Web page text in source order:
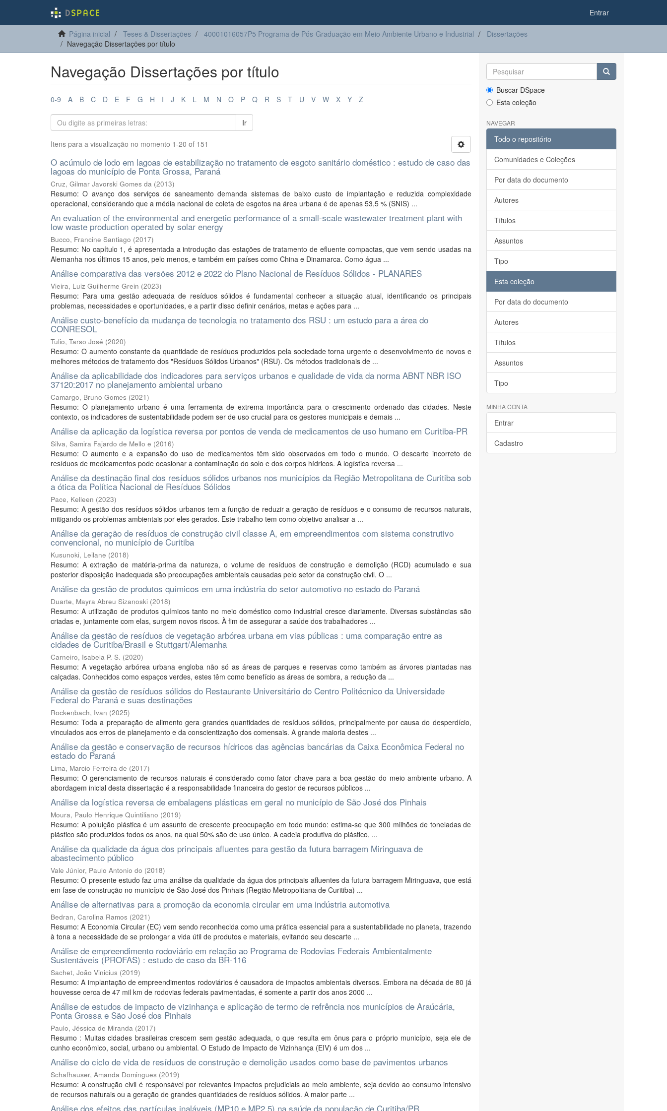
Entrar
Página inicial Teses & Dissertações 40001016057P5 Programa de Pós-Graduação em Meio Ambiente Urbano e Industrial
Dissertações
Navegação Dissertações por título
Navegação Dissertações por título
0-9 A B C D E F G H I J K L M N O P Q R S T U V W X Y Z
Ir
Itens para a visualização no momento 1-20 of 151
O acúmulo de lodo em lagoas de estabilização no tratamento de esgoto sanitário doméstico : estudo de caso das
lagoas do município de Ponta Grossa, Paraná
Cruz, Gilmar Javorski Gomes da (2013)
Resumo: O avanço dos serviços de saneamento demanda sistemas de baixo custo de implantação e reduzida complexidade
operacional, considerando que a média nacional de coleta de esgotos na área urbana é de apenas 53,5 % (SNIS) ...
An evaluation of the environmental and energetic performance of a small-scale wastewater treatment plant with
low waste production operated by solar energy
Bucco, Francine Santiago (2017)
Resumo: No capítulo 1, é apresentada a introdução das estações de tratamento de efluente compactas, que vem sendo usadas na
Alemanha nos últimos 15 anos, pelo menos, e também em países como China e Dinamarca. Como água ...
Análise comparativa das versões 2012 e 2022 do Plano Nacional de Resíduos Sólidos - PLANARES
Vieira, Luiz Guilherme Grein (2023)
Resumo: Para uma gestão adequada de resíduos sólidos é fundamental conhecer a situação atual, identificando os principais
problemas, necessidades e oportunidades, e a partir disso definir cenários, metas e ações para ...
Análise custo-benefício da mudança de tecnologia no tratamento dos RSU : um estudo para a área do
CONRESOL
Tulio, Tarso José (2020)
Resumo: O aumento constante da quantidade de resíduos produzidos pela sociedade torna urgente o desenvolvimento de novos e
melhores métodos de tratamento dos "Resíduos Sólidos Urbanos" (RSU). Os métodos tradicionais de ...
Análise da aplicabilidade dos indicadores para serviços urbanos e qualidade de vida da norma ABNT NBR ISO
37120:2017 no planejamento ambiental urbano
Camargo, Bruno Gomes (2021)
Resumo: O planejamento urbano é uma ferramenta de extrema importância para o crescimento ordenado das cidades. Neste
contexto, os indicadores de sustentabilidade podem ser de uso crucial para os gestores municipais e demais ...
Análise da aplicação da logística reversa por pontos de venda de medicamentos de uso humano em Curitiba-PR
Silva, Samira Fajardo de Mello e (2016)
Resumo: O aumento e a expansão do uso de medicamentos têm sido observados em todo o mundo. O descarte incorreto de
resíduos de medicamentos pode ocasionar a contaminação do solo e dos corpos hídricos. A logística reversa ...
Análise da destinação final dos resíduos sólidos urbanos nos municípios da Região Metropolitana de Curitiba sob
a ótica da Política Nacional de Resíduos Sólidos
Pace, Kelleen (2023)
Resumo: A gestão dos resíduos sólidos urbanos tem a função de reduzir a geração de resíduos e o consumo de recursos naturais,
mitigando os problemas ambientais por eles gerados. Este trabalho tem como objetivo analisar a ...
Análise da geração de resíduos de construção civil classe A, em empreendimentos com sistema construtivo
convencional, no município de Curitiba
Kusunoki, Leilane (2018)
Resumo: A extração de matéria-prima da natureza, o volume de resíduos de construção e demolição (RCD) acumulado e sua
posterior disposição inadequada são preocupações ambientais causadas pelo setor da construção civil. O ...
Análise da gestão de produtos químicos em uma indústria do setor automotivo no estado do Paraná
Duarte, Mayra Abreu Sizanoski (2018)
Resumo: A utilização de produtos químicos tanto no meio doméstico como industrial cresce diariamente. Diversas substâncias são
criadas e, juntamente com elas, surgem novos riscos. À fim de assegurar a saúde dos trabalhadores ...
Análise da gestão de resíduos de vegetação arbórea urbana em vias públicas : uma comparação entre as
cidades de Curitiba/Brasil e Stuttgart/Alemanha
Carneiro, Isabela P. S. (2020)
Resumo: A vegetação arbórea urbana engloba não só as áreas de parques e reservas como também as árvores plantadas nas
calçadas. Conhecidos como espaços verdes, estes têm como benefício as áreas de sombra, a redução da ...
Análise da gestão de resíduos sólidos do Restaurante Universitário do Centro Politécnico da Universidade
Federal do Paraná e suas destinações
Rockenbach, Ivan (2025)
Resumo: Toda a preparação de alimento gera grandes quantidades de resíduos sólidos, principalmente por causa do desperdício,
vinculados aos erros de planejamento e da conscientização dos comensais. A grande maioria destes ...
Análise da gestão e conservação de recursos hídricos das agências bancárias da Caixa Econômica Federal no
estado do Paraná
Lima, Marcio Ferreira de (2017)
Resumo: O gerenciamento de recursos naturais é considerado como fator chave para a boa gestão do meio ambiente urbano. A
abordagem inicial desta dissertação é a responsabilidade financeira do gestor de recursos públicos ...
Análise da logística reversa de embalagens plásticas em geral no município de São José dos Pinhais
Moura, Paulo Henrique Quintiliano (2019)
Resumo: A poluição plástica é um assunto de crescente preocupação em todo mundo: estima-se que 300 milhões de toneladas de
plástico são produzidos todos os anos, na qual 50% são de uso único. A cadeia produtiva do plástico, ...
Análise da qualidade da água dos principais afluentes para gestão da futura barragem Miringuava de
abastecimento público
Vale Júnior, Paulo Antonio do (2018)
Resumo: O presente estudo faz uma análise da qualidade da água dos principais afluentes da futura barragem Miringuava, que está
em fase de construção no município de São José dos Pinhais (Região Metropolitana de Curitiba) ...
Análise de alternativas para a promoção da economia circular em uma indústria automotiva
Bedran, Carolina Ramos (2021)
Resumo: A Economia Circular (EC) vem sendo reconhecida como uma prática essencial para a sustentabilidade no planeta, trazendo
à tona a necessidade de se prolongar a vida útil de produtos e materiais, evitando seu descarte ...
Análise de empreendimento rodoviário em relação ao Programa de Rodovias Federais Ambientalmente
Sustentáveis (PROFAS) : estudo de caso da BR-116
Sachet, João Vinicius (2019)
Resumo: A implantação de empreendimentos rodoviários é causadora de impactos ambientais diversos. Embora na década de 80 já
houvesse cerca de 47 mil km de rodovias federais pavimentadas, é somente a partir dos anos 2000 ...
Análise de estudos de impacto de vizinhança e aplicação de termo de refrência nos municípios de Araúcária,
Ponta Grossa e São José dos Pinhais
Paulo, Jéssica de Miranda (2017)
Resumo : Muitas cidades brasileiras crescem sem gestão adequada, o que resulta em ônus para o próprio município, seja ele de
cunho econômico, social, urbano ou ambiental. O Estudo de Impacto de Vizinhança (EIV) é um dos ...
Análise do ciclo de vida de resíduos de construção e demolição usados como base de pavimentos urbanos
Schafhauser, Amanda Domingues (2019)
Resumo: A construção civil é responsável por relevantes impactos prejudiciais ao meio ambiente, seja devido ao consumo intensivo
de recursos naturais ou a geração de grandes quantidades de resíduos sólidos. A maior parte ...
Análise dos efeitos das partículas inaláveis (MP10 e MP2,5) na saúde da população de Curitiba/PR
Buscar DSpace
Esta coleção
NAVEGAR
Todo o repositório
Comunidades e Coleções
Por data do documento
Autores
Títulos
Assuntos
Tipo
Esta coleção
Por data do documento
Autores
Títulos
Assuntos
Tipo
MINHA CONTA
Entrar
Cadastro